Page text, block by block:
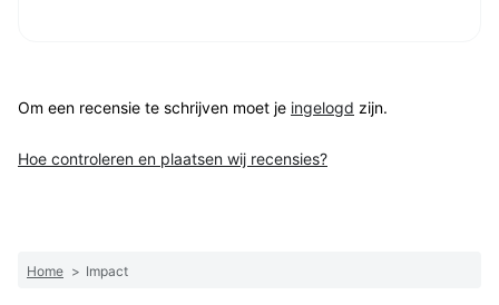
Om een recensie te schrijven moet je ingelogd zijn.
Hoe controleren en plaatsen wij recensies?
Home > Impact